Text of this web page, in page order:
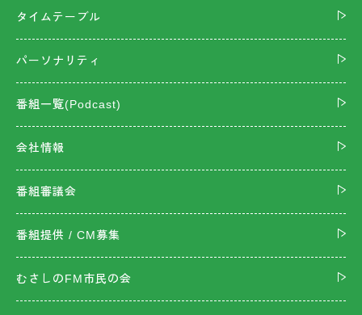
タイムテーブル
パーソナリティ
番組一覧(Podcast)
会社情報
番組審議会
番組提供 / CM募集
むさしのFM市民の会